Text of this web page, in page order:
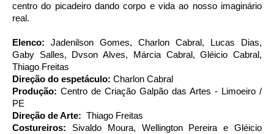
centro do picadeiro dando corpo e vida ao nosso imaginário
real.
Elenco: Jadenilson Gomes, Charlon Cabral, Lucas Dias,
Gaby Salles, Dvson Alves, Márcia Cabral, Gléicio Cabral,
Thiago Freitas
Direção do espetáculo: Charlon Cabral
Produção: Centro de Criação Galpão das Artes - Limoeiro /
PE
Direção de Arte: Thiago Freitas
Costureiros: Sivaldo Moura, Wellington Pereira e Gléicio